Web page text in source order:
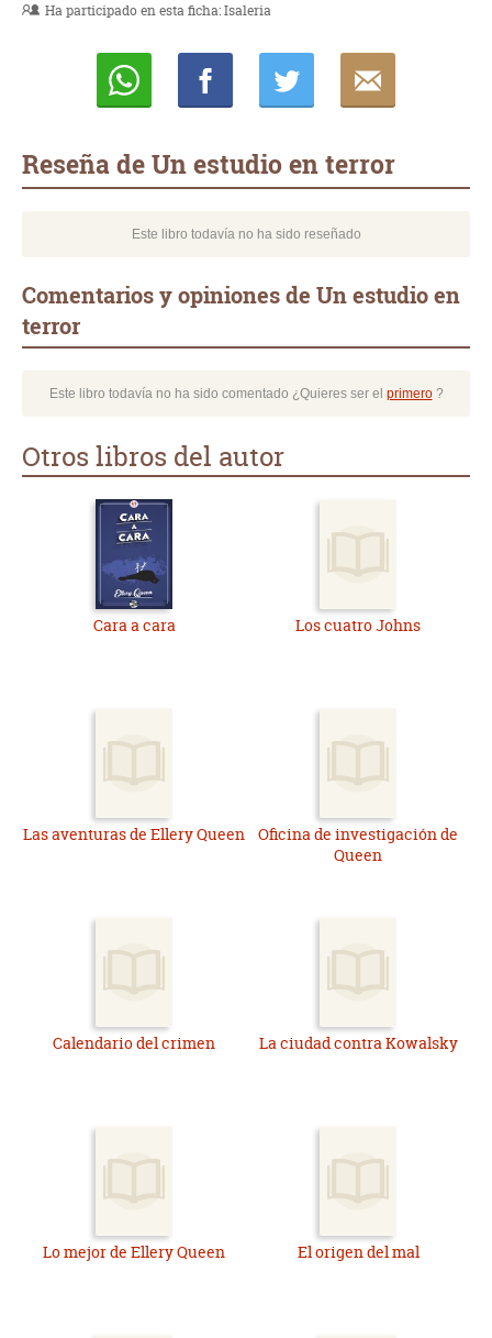
Ha participado en esta ficha:Isaleria
Reseña de Un estudio en terror
Este libro todavía no ha sido reseñado
Comentarios y opiniones de Un estudio en
terror
Este libro todavía no ha sido comentado ¿Quieres ser el primero?
Otros libros del autor
Cara a cara Los cuatro Johns
Las aventuras de Ellery Queen
Oficina de investigación de
Queen
Calendario del crimen La ciudad contra Kowalsky
Lo mejor de Ellery Queen El origen del mal